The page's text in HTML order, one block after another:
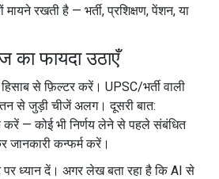
रखती है — भर्ती, प्रशिक्षण, पेंशन, या
फायदा उठाएँ
से फ़िल्टर करें। UPSC/भर्ती वाली
से जुड़ी चीजें अलग। दूसरी बात:
— कोई भी निर्णय लेने से पहले संबंधित
जानकारी कन्फर्म करें।
ध्यान दें। अगर लेख बता रहा है कि AI से